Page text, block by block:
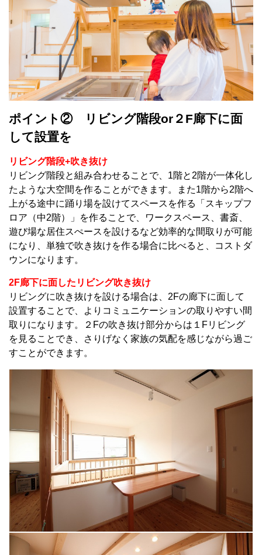
ポイント② リビング階段or２F廊下に面
して設置を
リビング階段+吹き抜け
リビング階段と組み合わせることで、1階と2階が一体化し
たような大空間を作ることができます。また1階から2階へ
上がる途中に踊り場を設けてスペースを作る「スキップフ
ロア（中2階）」を作ることで、ワークスペース、書斎、
遊び場な居住スぺースを設けるなど効率的な間取りが可能
になり、単独で吹き抜けを作る場合に比べると、コストダ
ウンになります。
2F廊下に面したリビング吹き抜け
リビングに吹き抜けを設ける場合は、2Fの廊下に面して
設置することで、よりコミュニケーションの取りやすい間
取りになります。２Fの吹き抜け部分からは１Fリビング
を見ることでき、さりげなく家族の気配を感じながら過ご
すことができます。